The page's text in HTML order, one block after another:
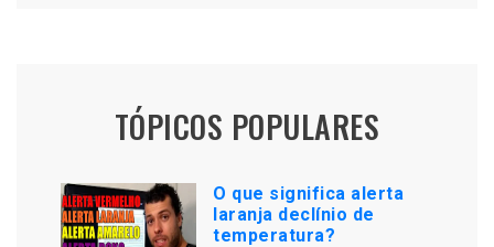
TÓPICOS POPULARES
O que significa alerta
laranja declínio de
temperatura?